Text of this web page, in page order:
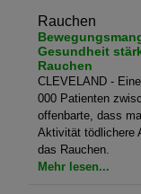
Rauchen
Gesundheit
Rauchen
CLEVELAND -
000 Patienten
offenbarte, dass
Aktivität tödlichere
das Rauchen.
Mehr lesen...